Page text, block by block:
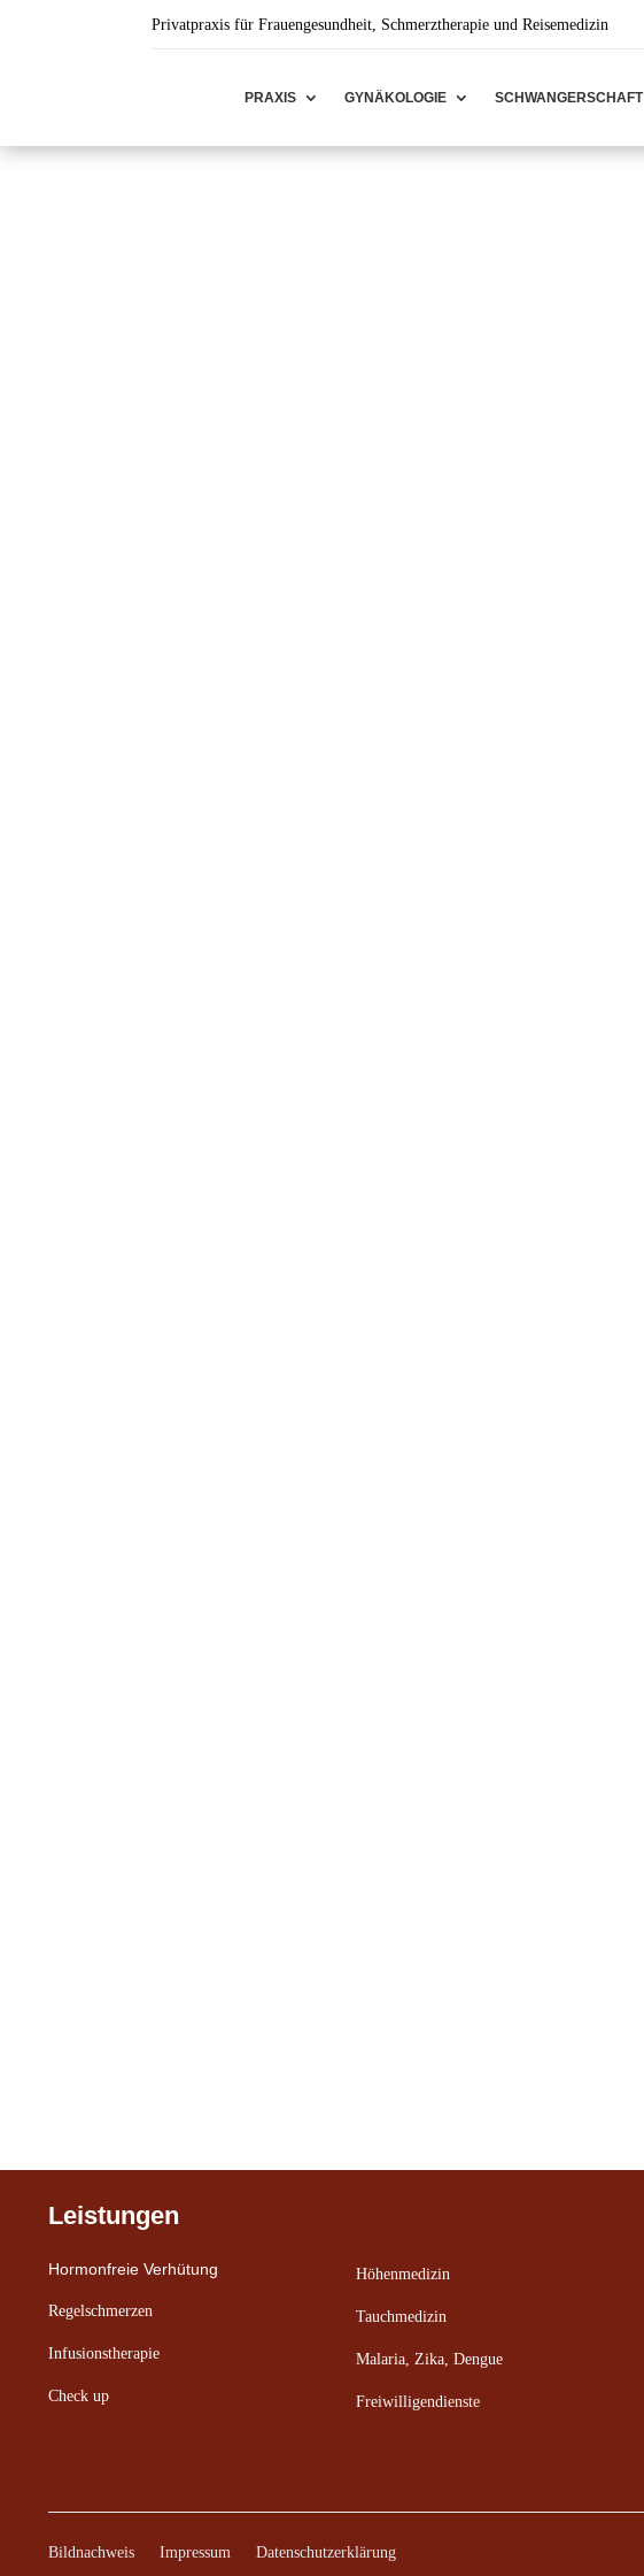
Privatpraxis für Frauengesundheit, Schmerztherapie und Reisemedizin
PRAXIS GYNÄKOLOGIE SCHWANGERSCHAFT
Leistungen
Hormonfreie Verhütung
Regelschmerzen
Infusionstherapie
Check up
Höhenmedizin
Tauchmedizin
Malaria, Zika, Dengue
Freiwilligendienste
Bildnachweis Impressum Datenschutzerklärung